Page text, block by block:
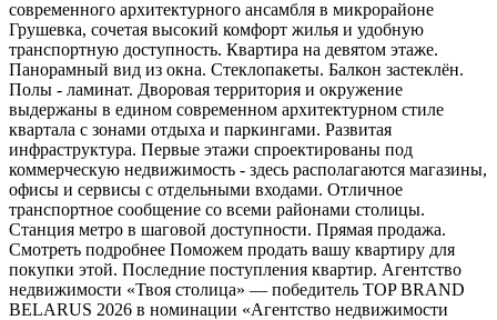
современного архитектурного ансамбля в микрорайоне
Грушевка, сочетая высокий комфорт жилья и удобную
транспортную доступность. Квартира на девятом этаже.
Панорамный вид из окна. Стеклопакеты. Балкон застеклён.
Полы - ламинат. Дворовая территория и окружение
выдержаны в едином современном архитектурном стиле
квартала с зонами отдыха и паркингами. Развитая
инфраструктура. Первые этажи спроектированы под
коммерческую недвижимость - здесь располагаются магазины,
офисы и сервисы с отдельными входами. Отличное
транспортное сообщение со всеми районами столицы.
Станция метро в шаговой доступности. Прямая продажа.
Смотреть подробнее Поможем продать вашу квартиру для
покупки этой. Последние поступления квартир. Агентство
недвижимости «Твоя столица» — победитель TOP BRAND
BELARUS 2026 в номинации «Агентство недвижимости